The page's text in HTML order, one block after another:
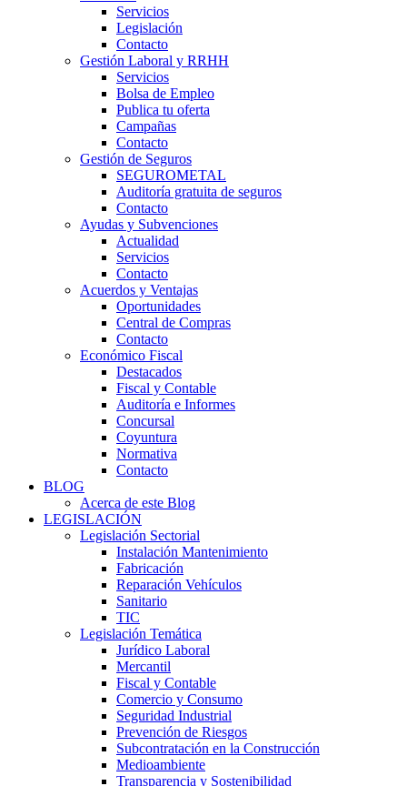
Servicios
Legislación
Contacto
Gestión Laboral y RRHH
Servicios
Bolsa de Empleo
Publica tu oferta
Campañas
Contacto
Gestión de Seguros
SEGUROMETAL
Auditoría gratuita de seguros
Contacto
Ayudas y Subvenciones
Actualidad
Servicios
Contacto
Acuerdos y Ventajas
Oportunidades
Central de Compras
Contacto
Económico Fiscal
Destacados
Fiscal y Contable
Auditoría e Informes
Concursal
Coyuntura
Normativa
Contacto
BLOG
Acerca de este Blog
LEGISLACIÓN
Legislación Sectorial
Instalación Mantenimiento
Fabricación
Reparación Vehículos
Sanitario
TIC
Legislación Temática
Jurídico Laboral
Mercantil
Fiscal y Contable
Comercio y Consumo
Seguridad Industrial
Prevención de Riesgos
Subcontratación en la Construcción
Medioambiente
Transparencia y Sostenibilidad